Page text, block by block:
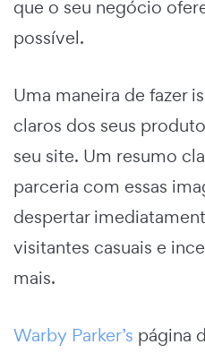
que o seu negócio
possível.
Uma maneira de fazer
claros dos seus
seu site. Um resumo
parceria com essas
despertar
visitantes casuais e
mais.
Warby Parker’s página